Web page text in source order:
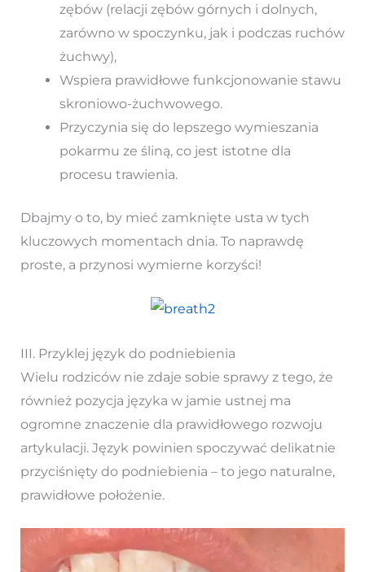
zębów (relacji zębów górnych i dolnych,
zarówno w spoczynku, jak i podczas ruchów
żuchwy),
Wspiera prawidłowe funkcjonowanie stawu
skroniowo-żuchwowego.
Przyczynia się do lepszego wymieszania
pokarmu ze śliną, co jest istotne dla
procesu trawienia.
Dbajmy o to, by mieć zamknięte usta w tych
kluczowych momentach dnia. To naprawdę
proste, a przynosi wymierne korzyści!
III. Przyklej język do podniebienia
Wielu rodziców nie zdaje sobie sprawy z tego, że
również pozycja języka w jamie ustnej ma
ogromne znaczenie dla prawidłowego rozwoju
artykulacji. Język powinien spoczywać delikatnie
przyciśnięty do podniebienia – to jego naturalne,
prawidłowe położenie.